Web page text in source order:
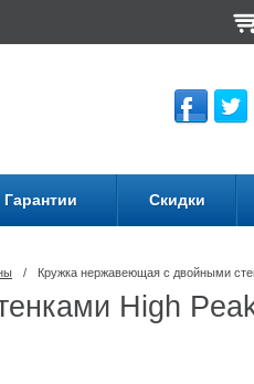
Гарантии Скидки
/ Кружка нержавеющая с двойными
High